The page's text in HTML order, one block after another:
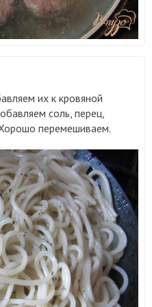
их к кровяной
соль, перец,
перемешиваем.